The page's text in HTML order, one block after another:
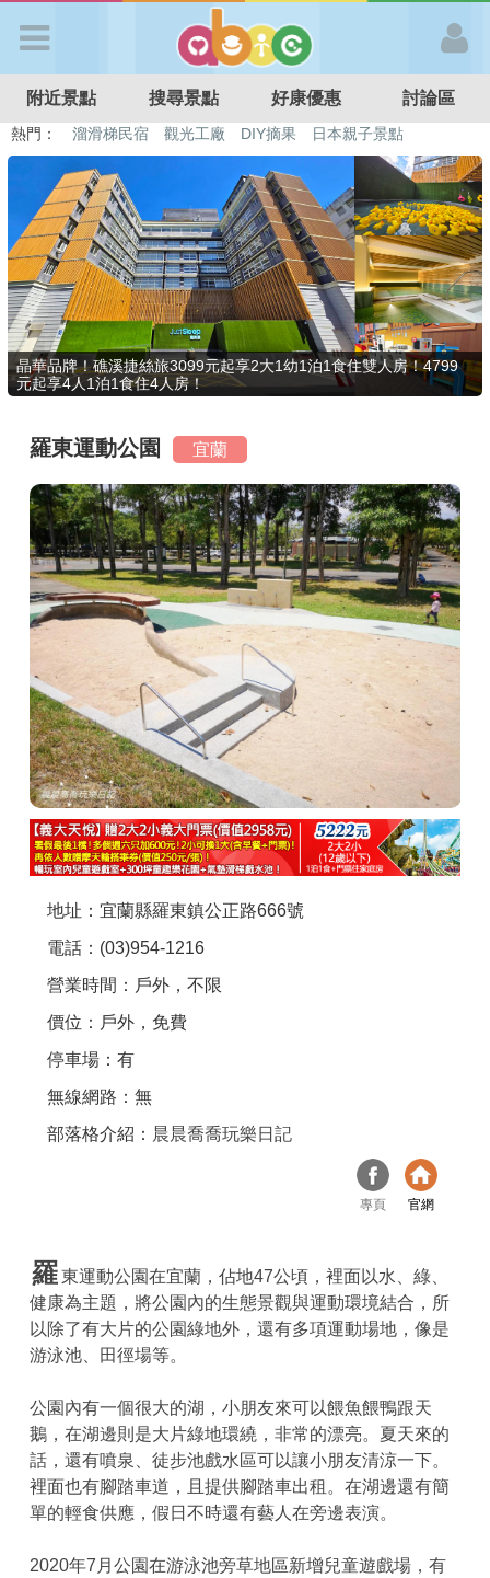
APP登入
首 頁
搜尋景點
好康優惠
最新消息
最新留言
商家合作
推薦景點
討論區
聯絡我們
APP下載
附近景點 搜尋景點 好康優惠 討論區
熱門： 溜滑梯民宿 觀光工廠 DIY摘果
日本親子景點
特色遊戲場
親子住房優惠 台北親子餐廳 溫泉泡湯SPA
晶華品牌！礁溪捷絲旅3099元起享2大1幼1泊1食住雙人房！4799
元起享4人1泊1食住4人房！
羅東運動公園 宜蘭
地址：宜蘭縣羅東鎮公正路666號
電話：(03)954-1216
營業時間：戶外，不限
價位：戶外，免費
停車場：有
無線網路：無
部落格介紹： 晨晨喬喬玩樂日記
專頁 官網
羅東運動公園在宜蘭，佔地47公頃，裡面以水、綠、
健康為主題，將公園內的生態景觀與運動環境結合，所
以除了有大片的公園綠地外，還有多項運動場地，像是
游泳池、田徑場等。
公園內有一個很大的湖，小朋友來可以餵魚餵鴨跟天
鵝，在湖邊則是大片綠地環繞，非常的漂亮。夏天來的
話，還有噴泉、徒步池戲水區可以讓小朋友清涼一下。
裡面也有腳踏車道，且提供腳踏車出租。在湖邊還有簡
單的輕食供應，假日不時還有藝人在旁邊表演。
2020年7月公園在游泳池旁草地區新增兒童遊戲場，有